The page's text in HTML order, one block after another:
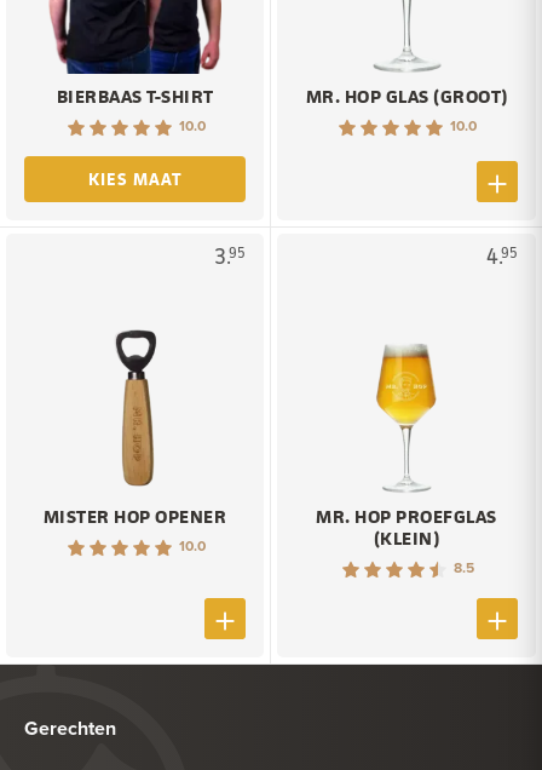
BIERBAAS T-SHIRT
10.0
KIES MAAT
MR. HOP GLAS (GROOT)
10.0
3.95
MISTER HOP OPENER
10.0
4.95
MR. HOP PROEFGLAS
(KLEIN)
8.5
Gerechten